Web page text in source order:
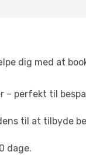
dig med at
– perfekt til
til at tilbyde
dage.